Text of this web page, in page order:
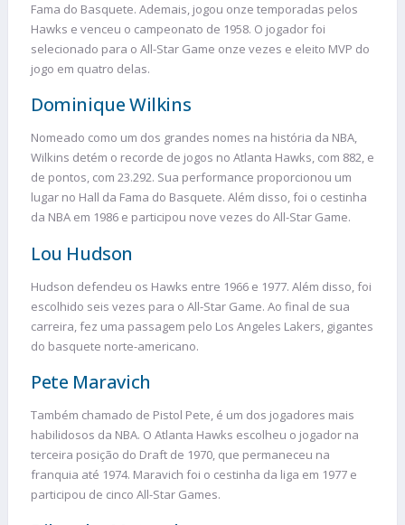
Fama do Basquete. Ademais, jogou onze temporadas pelos
Hawks e venceu o campeonato de 1958. O jogador foi
selecionado para o All-Star Game onze vezes e eleito MVP do
jogo em quatro delas.
Dominique Wilkins
Nomeado como um dos grandes nomes na história da NBA,
Wilkins detém o recorde de jogos no Atlanta Hawks, com 882, e
de pontos, com 23.292. Sua performance proporcionou um
lugar no Hall da Fama do Basquete. Além disso, foi o cestinha
da NBA em 1986 e participou nove vezes do All-Star Game.
Lou Hudson
Hudson defendeu os Hawks entre 1966 e 1977. Além disso, foi
escolhido seis vezes para o All-Star Game. Ao final de sua
carreira, fez uma passagem pelo Los Angeles Lakers, gigantes
do basquete norte-americano.
Pete Maravich
Também chamado de Pistol Pete, é um dos jogadores mais
habilidosos da NBA. O Atlanta Hawks escolheu o jogador na
terceira posição do Draft de 1970, que permaneceu na
franquia até 1974. Maravich foi o cestinha da liga em 1977 e
participou de cinco All-Star Games.